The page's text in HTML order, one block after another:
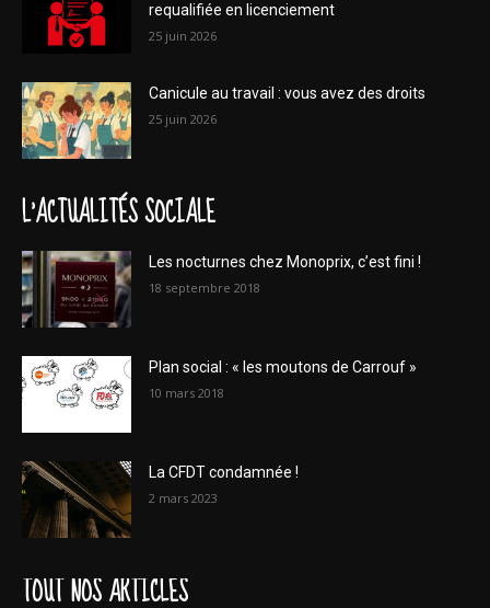
requalifiée en licenciement
25 juin 2026
Canicule au travail : vous avez des droits
25 juin 2026
L'ACTUALITÉS SOCIALE
Les nocturnes chez Monoprix, c’est fini !
18 septembre 2018
Plan social : « les moutons de Carrouf »
10 mars 2018
La CFDT condamnée !
2 mars 2023
TOUT NOS ARTICLES